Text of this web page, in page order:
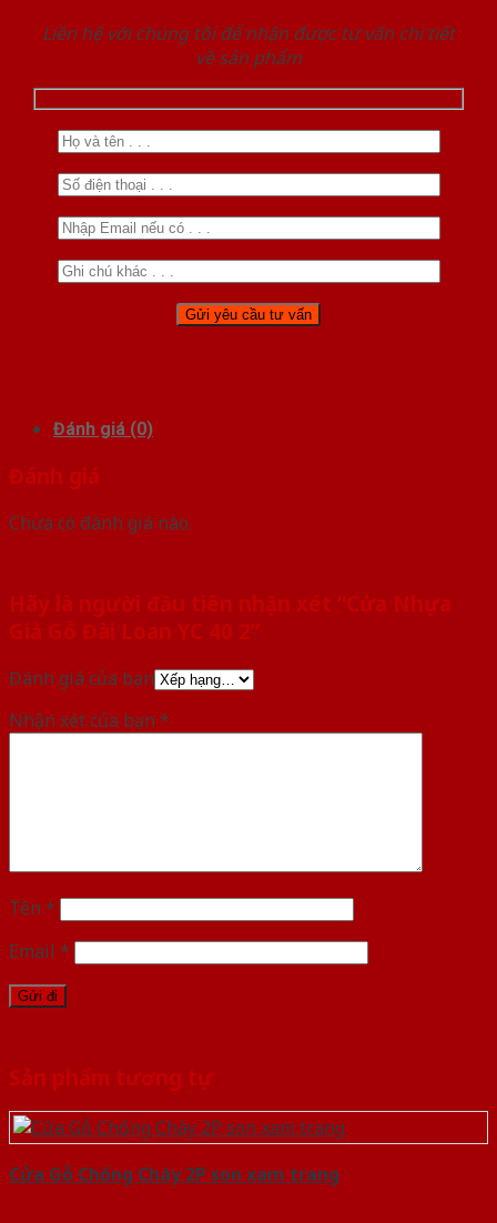
Liên hệ với chúng tôi để nhận được tư vấn chi tiết
về sản phẩm
Đánh giá (0)
Đánh giá
Chưa có đánh giá nào.
Hãy là người đầu tiên nhận xét “Cửa Nhựa
Giả Gỗ Đài Loan YC 40 2”
Đánh giá của bạn
Nhận xét của bạn *
Tên *
Email *
Sản phẩm tương tự
Cửa Gỗ Chống Cháy 2P son xam trang